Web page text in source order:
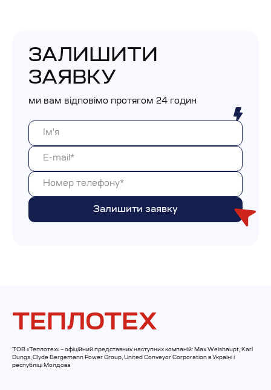
ЗАЛИШИТИ
ЗАЯВКУ
ми вам відповімо протягом 24 годин
ТЕПЛОТЕХ
ТОВ «Теплотех» – офіційний представник наступних компаній: Max Weishaupt, Karl
Dungs, Clyde Bergemann Power Group, United Conveyor Corporation в Україні і
республіці Молдова